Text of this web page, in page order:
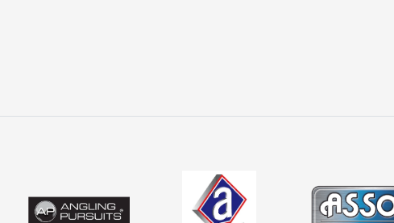
reale la atacuri decisive, indiferent de specie sau condiții.